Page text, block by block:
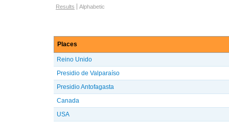
Browse options
Results Alphabetic
Places
Reino Unido
Presidio de Valparaíso
Presidio Antofagasta
Canada
USA